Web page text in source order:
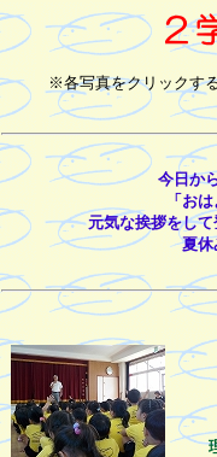
※各写真をクリックす
今日か
「お
元気な挨拶をし
夏休